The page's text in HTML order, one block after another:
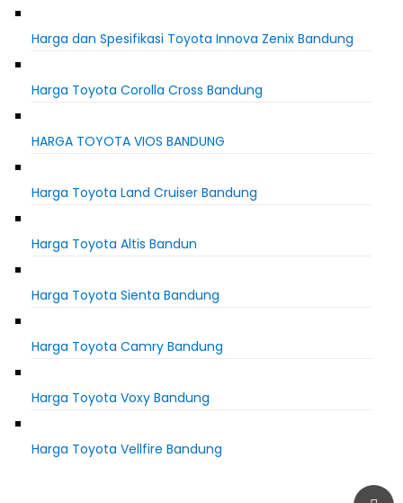
Harga dan Spesifikasi Toyota Innova Zenix Bandung
Harga Toyota Corolla Cross Bandung
HARGA TOYOTA VIOS BANDUNG
Harga Toyota Land Cruiser Bandung
Harga Toyota Altis Bandun
Harga Toyota Sienta Bandung
Harga Toyota Camry Bandung
Harga Toyota Voxy Bandung
Harga Toyota Vellfire Bandung